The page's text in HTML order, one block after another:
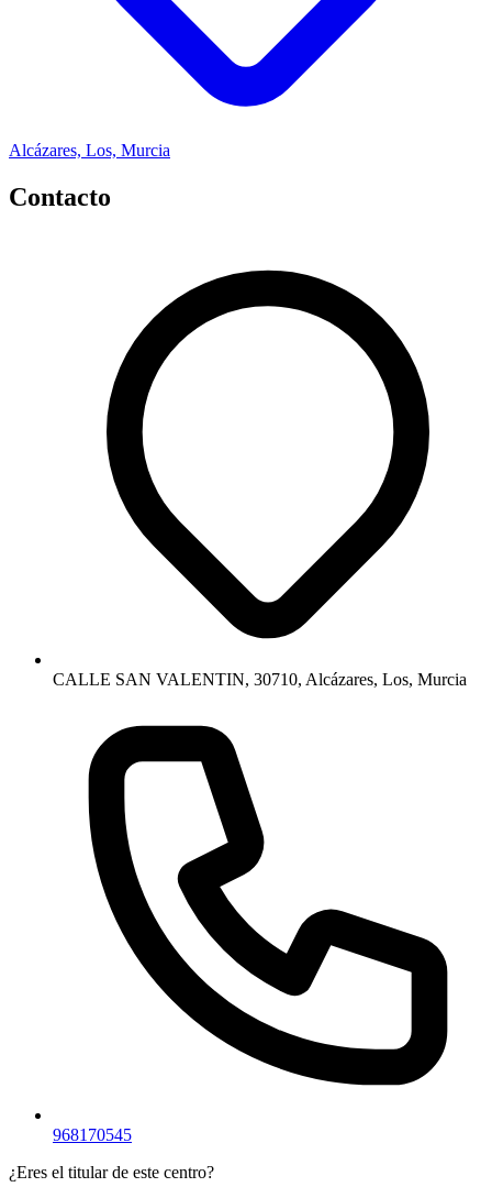
Alcázares, Los, Murcia
Contacto
CALLE SAN VALENTIN, 30710, Alcázares, Los, Murcia
968170545
¿Eres el titular de este centro?